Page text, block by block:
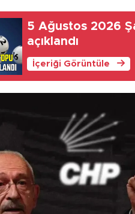
5 Ağustos 2026
açıklandı
İçeriği Görüntüle